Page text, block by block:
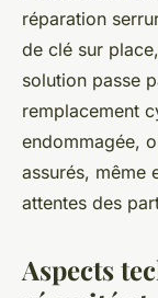
réparation
de clé sur
solution passe
remplacement
endommagée,
assurés, même
attentes des
Aspects